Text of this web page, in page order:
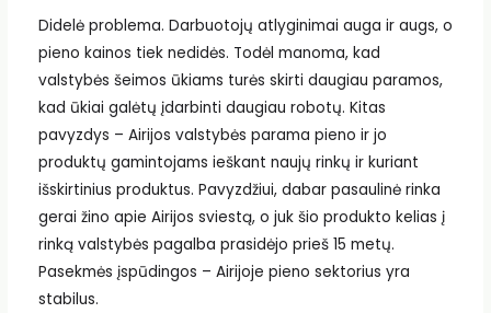
Didelė problema. Darbuotojų atlyginimai auga ir augs, o
pieno kainos tiek nedidės. Todėl manoma, kad
valstybės šeimos ūkiams turės skirti daugiau paramos,
kad ūkiai galėtų įdarbinti daugiau robotų. Kitas
pavyzdys – Airijos valstybės parama pieno ir jo
produktų gamintojams ieškant naujų rinkų ir kuriant
išskirtinius produktus. Pavyzdžiui, dabar pasaulinė rinka
gerai žino apie Airijos sviestą, o juk šio produkto kelias į
rinką valstybės pagalba prasidėjo prieš 15 metų.
Pasekmės įspūdingos – Airijoje pieno sektorius yra
stabilus.